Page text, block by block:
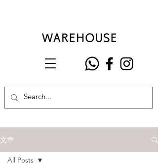
文章
All Posts